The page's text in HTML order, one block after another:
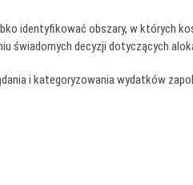
identyfikować obszary, w których
świadomych decyzji dotyczących
i kategoryzowania wydatków